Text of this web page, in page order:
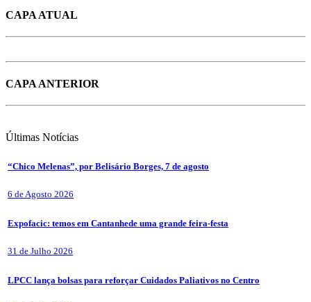
CAPA ATUAL
CAPA ANTERIOR
Últimas Notícias
“Chico Melenas”, por Belisário Borges, 7 de agosto
6 de Agosto 2026
Expofacic: temos em Cantanhede uma grande feira-festa
31 de Julho 2026
LPCC lança bolsas para reforçar Cuidados Paliativos no Centro